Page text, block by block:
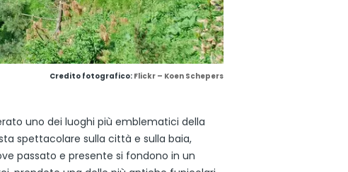
Credito fotografico: Flickr – Koen Schepers
uno dei luoghi più emblematici della
spettacolare sulla città e sulla baia,
passato e presente si fondono in un